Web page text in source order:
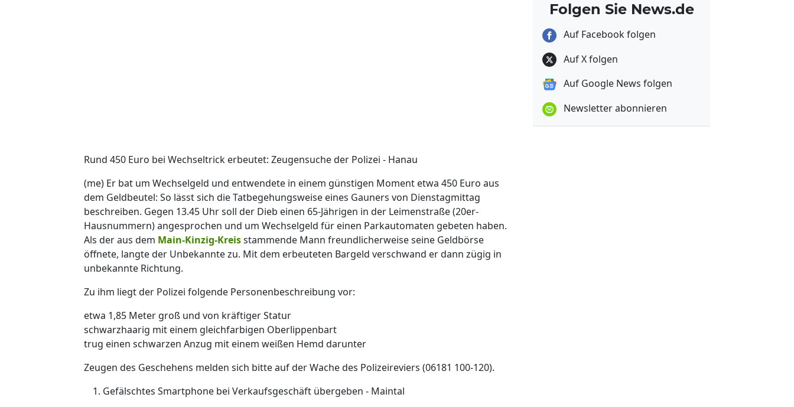
Rund 450 Euro bei Wechseltrick erbeutet: Zeugensuche der Polizei - Hanau
(me) Er bat um Wechselgeld und entwendete in einem günstigen Moment etwa 450 Euro aus
dem Geldbeutel: So lässt sich die Tatbegehungsweise eines Gauners von Dienstagmittag
beschreiben. Gegen 13.45 Uhr soll der Dieb einen 65-Jährigen in der Leimenstraße (20er-
Hausnummern) angesprochen und um Wechselgeld für einen Parkautomaten gebeten haben.
Als der aus dem Main-Kinzig-Kreisstammende Mann freundlicherweise seine Geldbörse
öffnete, langte der Unbekannte zu. Mit dem erbeuteten Bargeld verschwand er dann zügig in
unbekannte Richtung.
Zu ihm liegt der Polizei folgende Personenbeschreibung vor:
etwa 1,85 Meter groß und von kräftiger Statur
schwarzhaarig mit einem gleichfarbigen Oberlippenbart
trug einen schwarzen Anzug mit einem weißen Hemd darunter
Zeugen des Geschehens melden sich bitte auf der Wache des Polizeireviers (06181 100-120).
Gefälschtes Smartphone bei Verkaufsgeschäft übergeben - Maintal
Folgen Sie News.de
Auf Facebook folgen
Auf X folgen
Auf Google News folgen
Newsletter abonnieren